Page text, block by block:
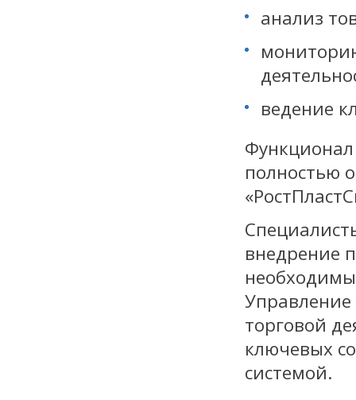
анализ
ведение
полностью
внедрение
Управление
торговой
ключевых
системой.